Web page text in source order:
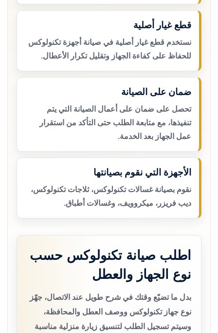
قطع غيار أصلية
نستخدم قطع غيار أصلية في صيانة أجهزة تكنولوكس
للحفاظ على كفاءة الجهاز وتقليل تكرار الأعطال.
ضمان على الصيانة
تحصل على ضمان على أعمال الصيانة التي يتم
تنفيذها، مع متابعة الطلب حتى التأكد من استقرار
عمل الجهاز بعد الخدمة.
الأجهزة التي نقوم بصيانتها
نقوم بصيانة غسالات تكنولوكس، ثلاجات تكنولوكس،
ديب فريزر، ميكروويف، وغسالات أطباق.
اطلب صيانة تكنولوكس حسب
نوع الجهاز والعطل
بدل ما تضيّع وقتك في شرح طويل عند الاتصال، جهّز
نوع جهاز تكنولوكس ووصف العطل والمحافظة،
وسيتم تسجيل الطلب لتنسيق زيارة منزلية مناسبة